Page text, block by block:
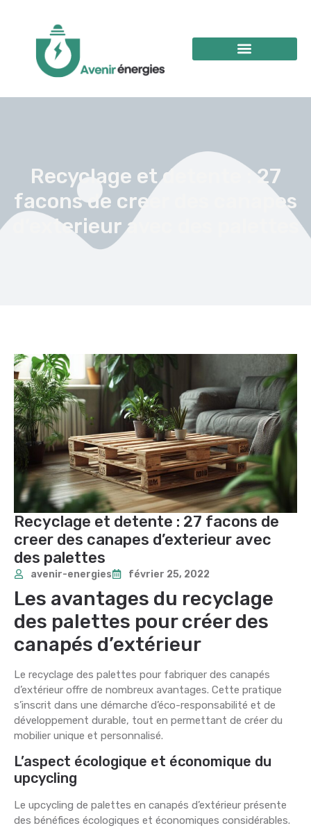
Recyclage et detente : 27
facons de creer des canapes
d’exterieur avec des palettes
Recyclage et detente : 27 facons de
creer des canapes d’exterieur avec
des palettes
avenir-energies février 25, 2022
Les avantages du recyclage
des palettes pour créer des
canapés d’extérieur
Le recyclage des palettes pour fabriquer des canapés
d’extérieur offre de nombreux avantages. Cette pratique
s’inscrit dans une démarche d’éco-responsabilité et de
développement durable, tout en permettant de créer du
mobilier unique et personnalisé.
L’aspect écologique et économique du
upcycling
Le upcycling de palettes en canapés d’extérieur présente
des bénéfices écologiques et économiques considérables.